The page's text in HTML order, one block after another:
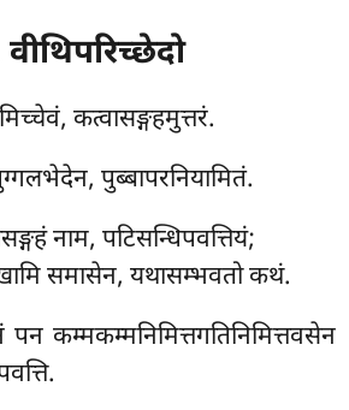
कत्वासङ्गहमुत्तरं.
पुब्बापरनियामितं.
नाम, पटिसन्धिपवत्तियं;
समासेन, यथासम्भवतो कथं.
पन कम्मकम्मनिमित्तगतिनिमित्तवसेन